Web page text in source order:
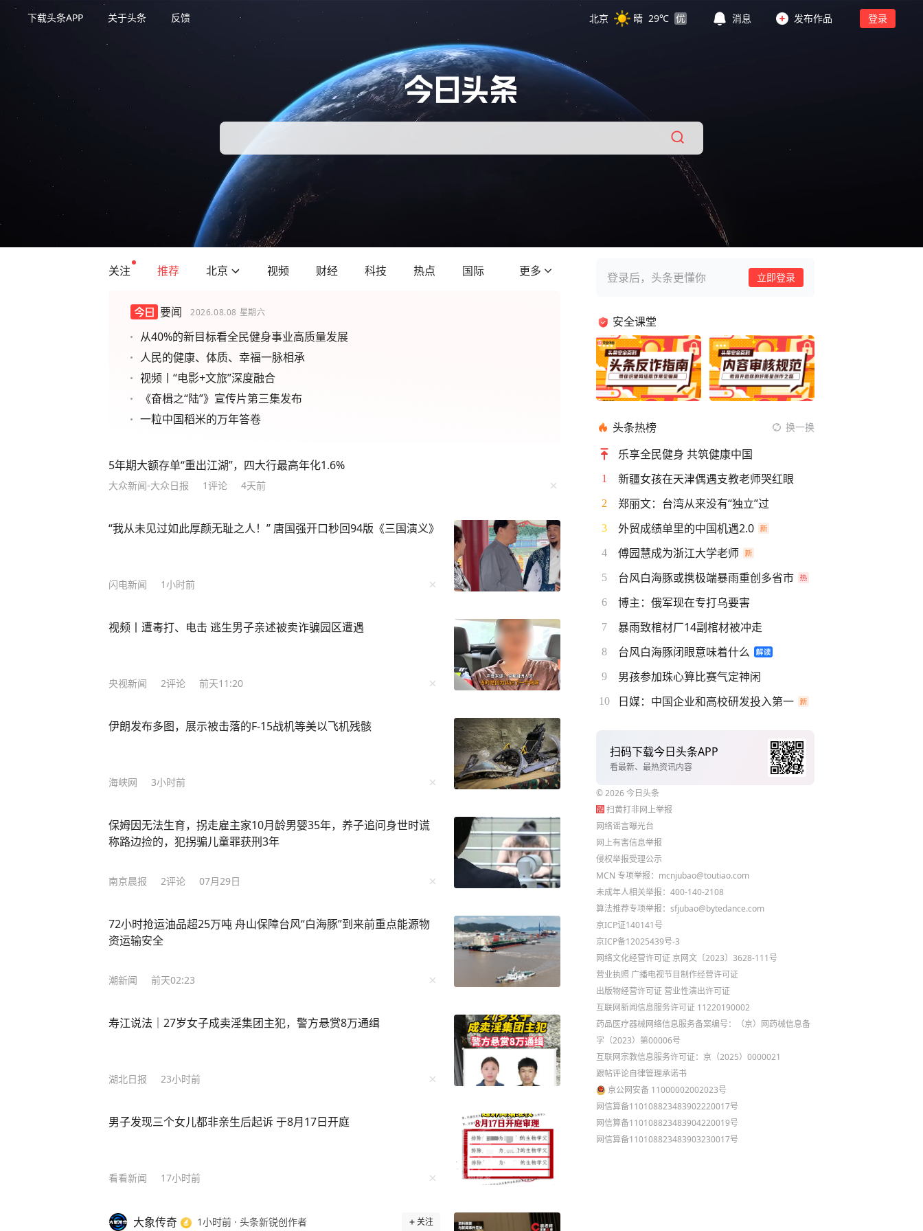
下载头条APP 关于头条 反馈 北京 晴 29℃ 优 消息 发布作品 登录
关注 推荐 北京 视频 财经 科技 热点 国际 更多
要闻 2026.08.08 星期六
从40%的新目标看全民健身事业高质量发展
人民的健康、体质、幸福一脉相承
视频丨“电影+文旅”深度融合
《奋楫之“陆”》宣传片第三集发布
一粒中国稻米的万年答卷
5年期大额存单“重出江湖”，四大行最高年化1.6%
大众新闻-大众日报 1评论 4天前
“我从未见过如此厚颜无耻之人！” 唐国强开口秒回94版《三国演义》
闪电新闻 1小时前
视频丨遭毒打、电击 逃生男子亲述被卖诈骗园区遭遇
央视新闻 2评论 前天11:20
伊朗发布多图，展示被击落的F-15战机等美以飞机残骸
海峡网 3小时前
保姆因无法生育，拐走雇主家10月龄男婴35年，养子追问身世时谎
称路边捡的，犯拐骗儿童罪获刑3年
南京晨报 2评论 07月29日
72小时抢运油品超25万吨 舟山保障台风“白海豚”到来前重点能源物
资运输安全
潮新闻 前天02:23
寿江说法｜27岁女子成卖淫集团主犯，警方悬赏8万通缉
湖北日报 23小时前
男子发现三个女儿都非亲生后起诉 于8月17日开庭
看看新闻 17小时前
大象传奇 1小时前 · 头条新锐创作者 关注
登录后，头条更懂你 立即登录
安全课堂
头条热榜 换一换
乐享全民健身 共筑健康中国
1 新疆女孩在天津偶遇支教老师哭红眼
2 郑丽文：台湾从来没有“独立”过
3 外贸成绩单里的中国机遇2.0
4 傅园慧成为浙江大学老师
5 台风白海豚或携极端暴雨重创多省市
6 博主：俄军现在专打乌要害
7 暴雨致棺材厂14副棺材被冲走
8 台风白海豚闭眼意味着什么
9 男孩参加珠心算比赛气定神闲
10 日媒：中国企业和高校研发投入第一
扫码下载今日头条APP
看最新、最热资讯内容
©2026今日头条
扫黄打非网上举报
网络谣言曝光台
网上有害信息举报
侵权举报受理公示
MCN 专项举报：mcnjubao@toutiao.com
未成年人相关举报：400-140-2108
算法推荐专项举报：sfjubao@bytedance.com
京ICP证140141号
京ICP备12025439号-3
网络文化经营许可证 京网文〔2023〕3628-111号
营业执照 广播电视节目制作经营许可证
出版物经营许可证 营业性演出许可证
互联网新闻信息服务许可证 11220190002
药品医疗器械网络信息服务备案编号：（京）网药械信息备
字（2023）第00006号
互联网宗教信息服务许可证：京（2025）0000021
跟帖评论自律管理承诺书
京公网安备 11000002002023号
网信算备110108823483902220017号
网信算备110108823483904220019号
网信算备110108823483903230017号